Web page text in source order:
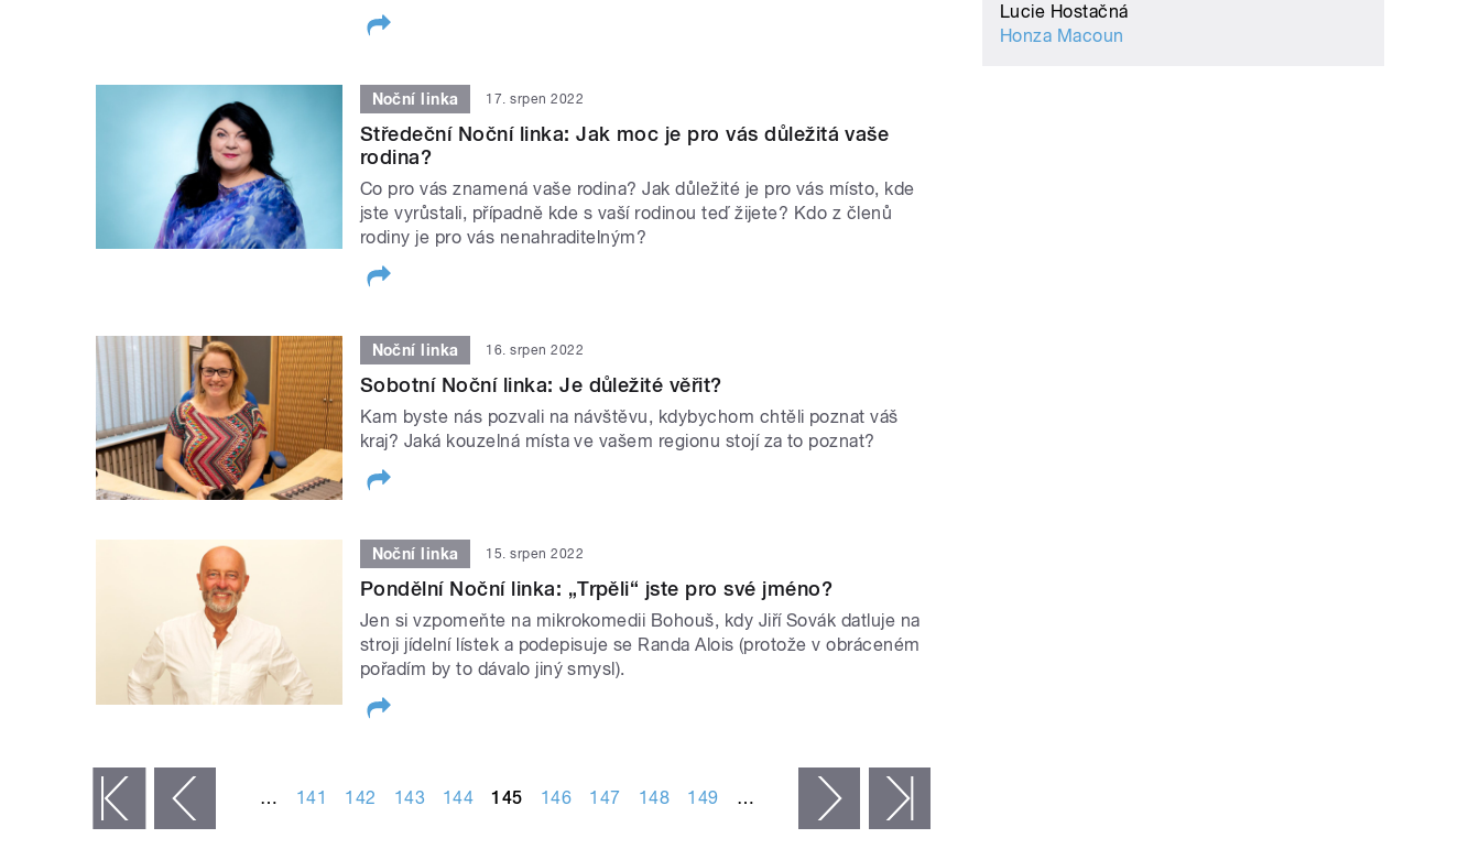
Noční linka 17. srpen 2022
Středeční Noční linka: Jak moc je pro vás důležitá vaše
rodina?
Co pro vás znamená vaše rodina? Jak důležité je pro vás místo, kde
jste vyrůstali, případně kde s vaší rodinou teď žijete? Kdo z členů
rodiny je pro vás nenahraditelným?
Noční linka 16. srpen 2022
Sobotní Noční linka: Je důležité věřit?
Kam byste nás pozvali na návštěvu, kdybychom chtěli poznat váš
kraj? Jaká kouzelná místa ve vašem regionu stojí za to poznat?
Noční linka 15. srpen 2022
Pondělní Noční linka: „Trpěli“ jste pro své jméno?
Jen si vzpomeňte na mikrokomedii Bohouš, kdy Jiří Sovák datluje na
stroji jídelní lístek a podepisuje se Randa Alois (protože v obráceném
pořadím by to dávalo jiný smysl).
‹ předchozí … 141 142 143 144 145 146 147 148 149 … následující ›
Lucie Hostačná
Honza Macoun